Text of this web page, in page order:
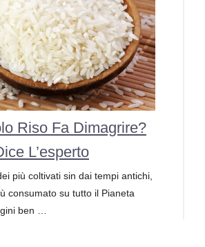
Riso Fa Dimagrire?
L’esperto
più coltivati sin dai tempi antichi,
consumato su tutto il Pianeta
ben …